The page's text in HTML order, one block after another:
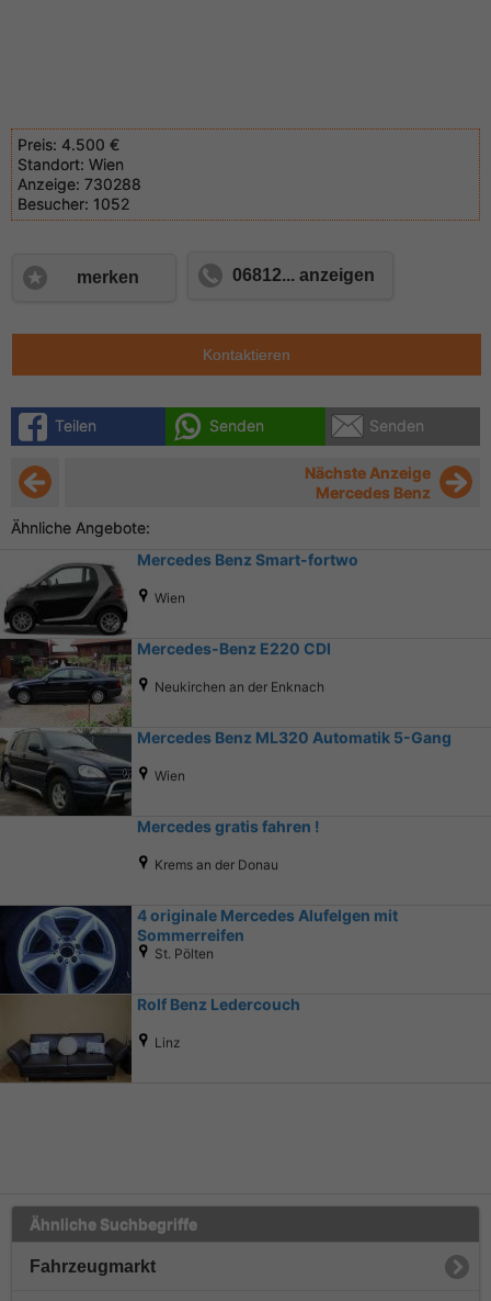
Preis: 4.500 €
Standort: Wien
Anzeige: 730288
Besucher: 1052
merken 06812... anzeigen
Kontaktieren
Teilen Senden Senden
Nächste Anzeige
Mercedes Benz
Ähnliche Angebote:
Mercedes Benz Smart-fortwo
Wien
Mercedes-Benz E220 CDI
Neukirchen an der Enknach
Mercedes Benz ML320 Automatik 5-Gang
Wien
Mercedes gratis fahren !
Krems an der Donau
4 originale Mercedes Alufelgen mit
Sommerreifen
St. Pölten
Rolf Benz Ledercouch
Linz
Ähnliche Suchbegriffe
Fahrzeugmarkt